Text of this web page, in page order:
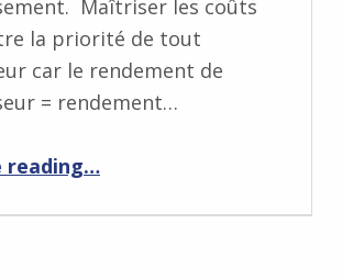
Maîtriser les coûts
la priorité de tout
car le rendement de
= rendement…
reading…